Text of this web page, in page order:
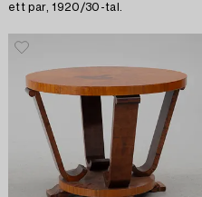
ett par, 1920/30-tal.